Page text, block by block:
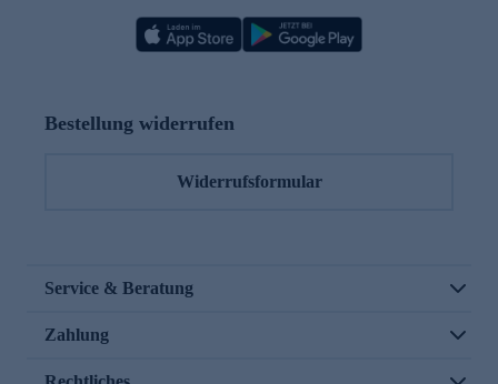
Bestellung widerrufen
Widerrufsformular
Service & Beratung
Zahlung